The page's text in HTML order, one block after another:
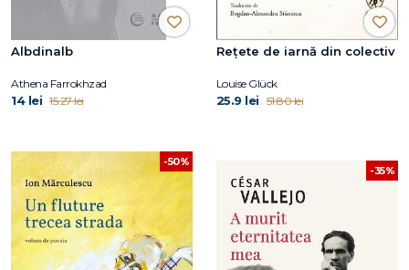
Albdinalb
Athena Farrokhzad
14 lei 15.27 lei
Rețete de iarnă din colectiv
Louise Glück
25.9 lei 51.80 lei
-50%
-35%